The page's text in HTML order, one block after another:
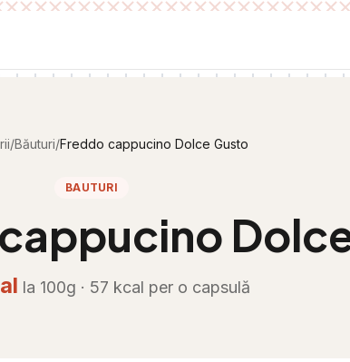
/Băuturi/Freddo cappucino Dolce Gusto
BAUTURI
la 100g · 57 kcal per o capsulă